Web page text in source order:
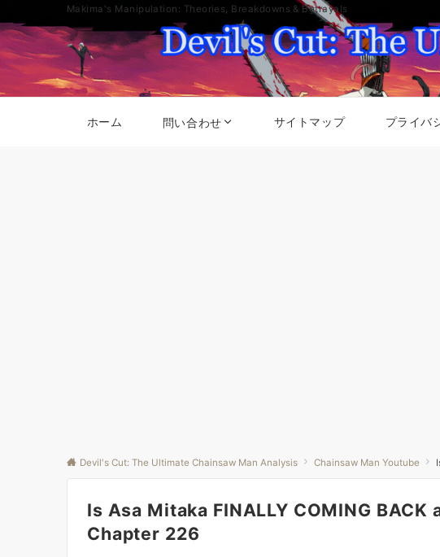
Makima's Manipulation: Theories, Breakdowns & Betrayals
ホーム 問い合わせ サイトマップ プライバ
Devil's Cut: The Ultimate Chainsaw Man Analysis Chainsaw Man Youtube
Is Asa Mitaka FINALLY COMING
Chapter 226